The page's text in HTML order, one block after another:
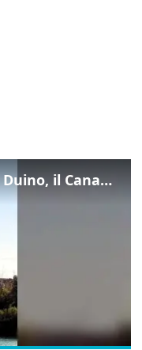
Incendio tra Monfalcone e Duino, il Canadair in azione per fermare le fiamme sul fronte dell’A4